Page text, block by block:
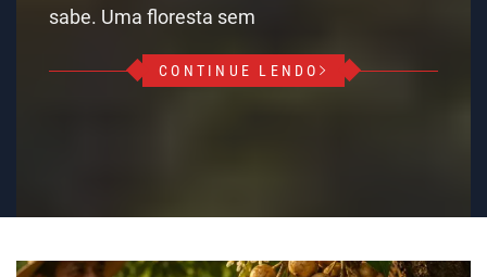
sabe. Uma floresta sem
CONTINUE LENDO